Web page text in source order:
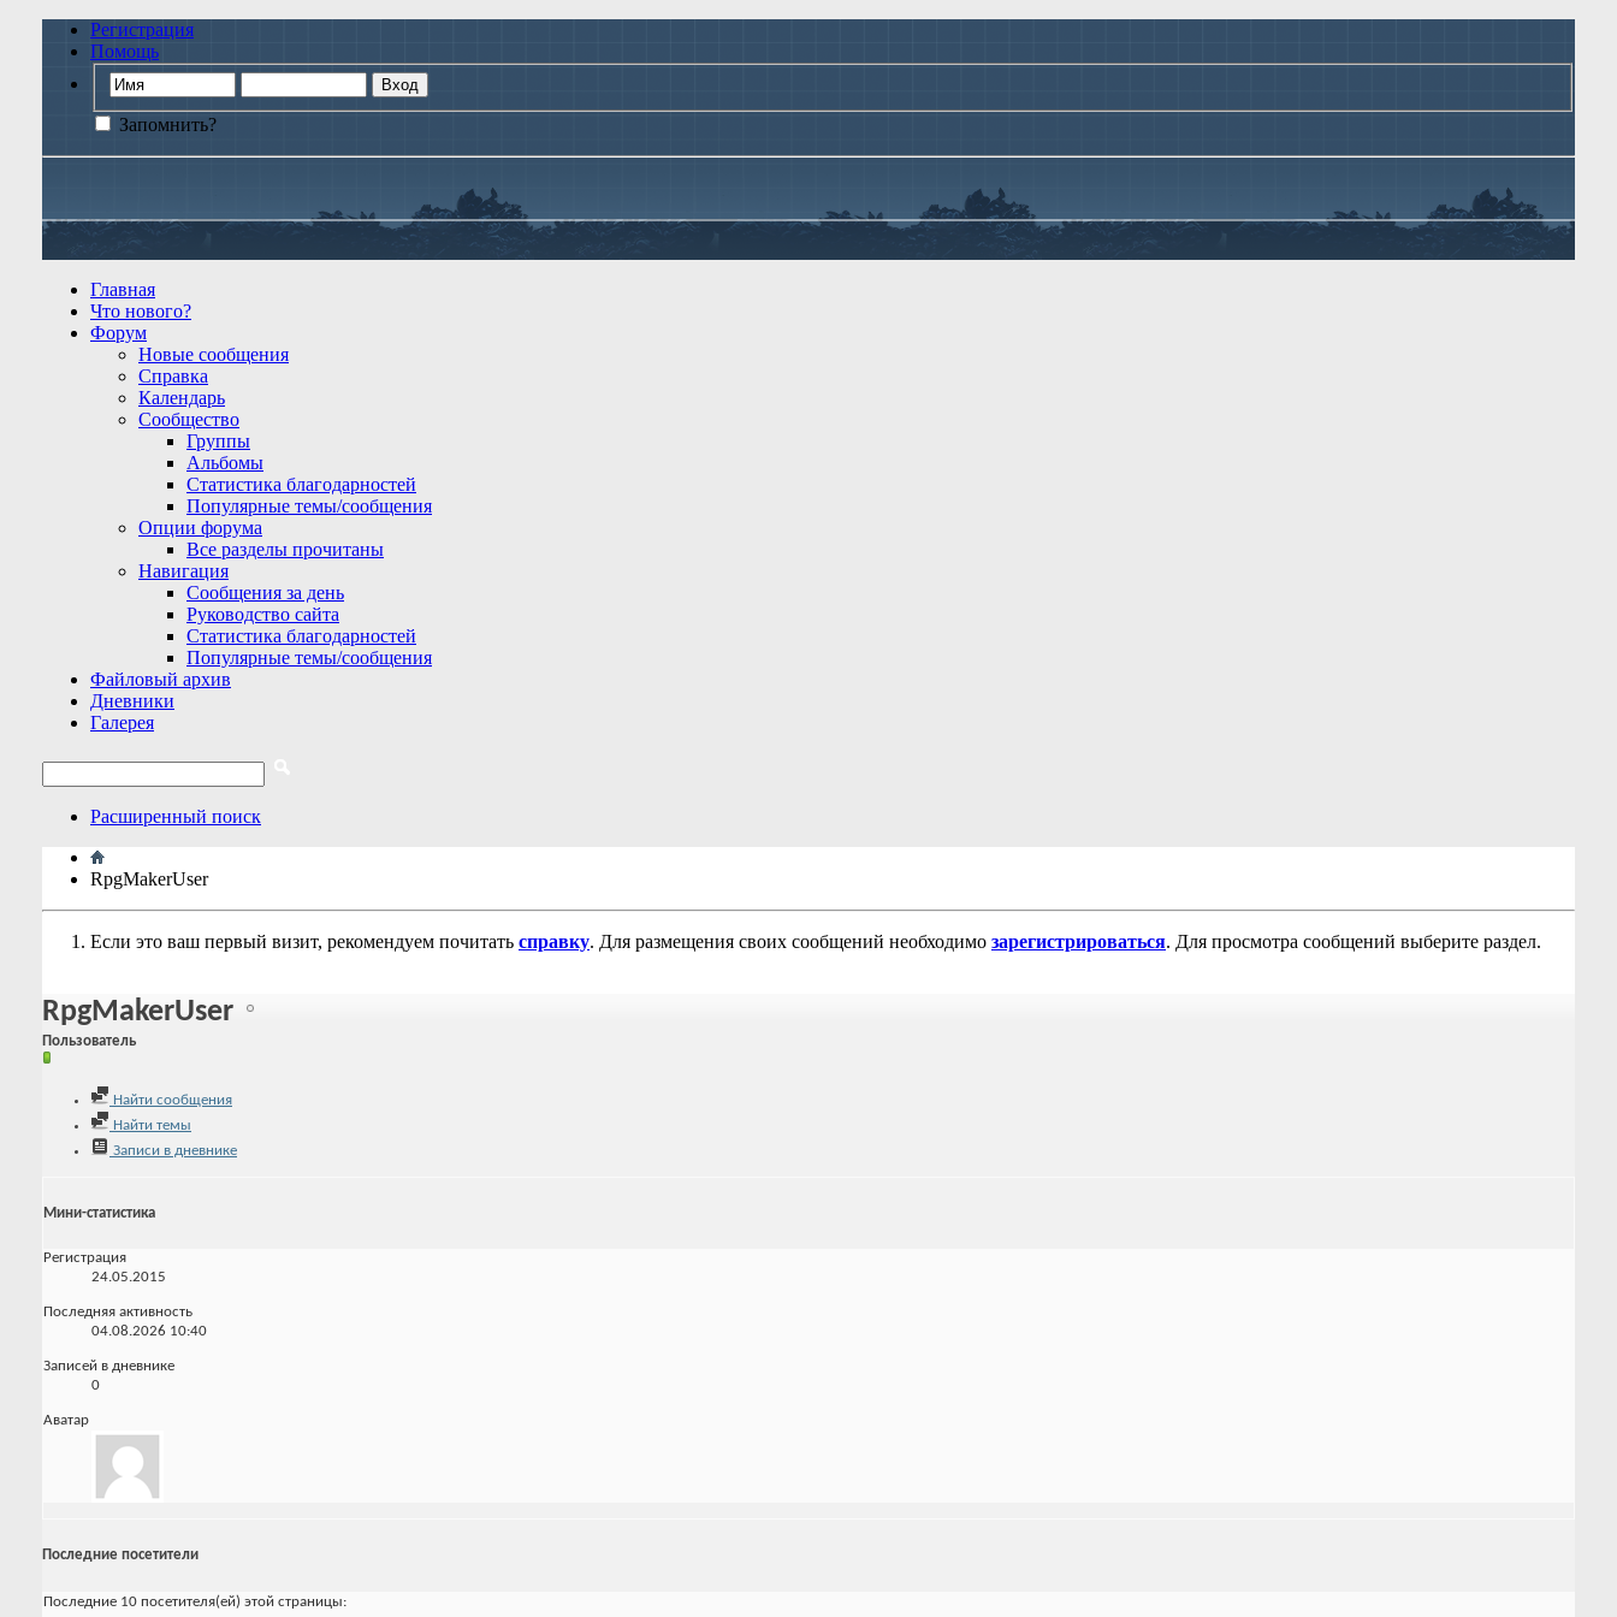
Регистрация
Помощь
Запомнить?
Главная
Что нового?
Форум
Новые сообщения
Справка
Календарь
Сообщество
Группы
Альбомы
Статистика благодарностей
Популярные темы/сообщения
Опции форума
Все разделы прочитаны
Навигация
Сообщения за день
Руководство сайта
Статистика благодарностей
Популярные темы/сообщения
Файловый архив
Дневники
Галерея
Расширенный поиск
RpgMakerUser
Если это ваш первый визит, рекомендуем почитать справку. Для размещения своих сообщений необходимо зарегистрироваться. Для просмотра сообщений выберите раздел.
RpgMakerUser
Пользователь
Найти сообщения
Найти темы
Записи в дневнике
Мини-статистика
Регистрация
24.05.2015
Последняя активность
04.08.2026 10:40
Записей в дневнике
0
Аватар
Последние посетители
Последние 10 посетителя(ей) этой страницы: